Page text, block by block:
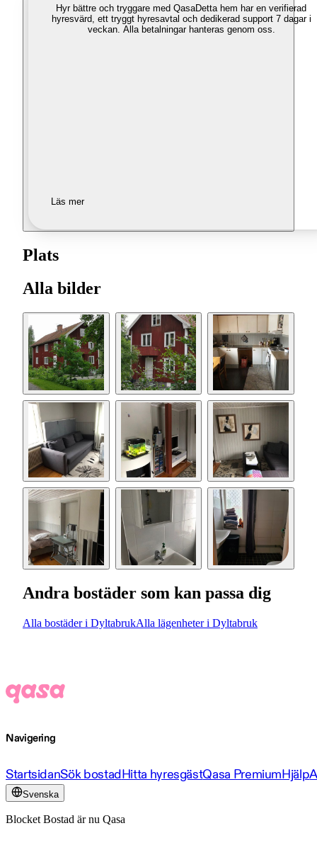
Hyr bättre och tryggare med QasaDetta hem har en verifierad
hyresvärd, ett tryggt hyresavtal och dedikerad support 7 dagar i
veckan. Alla betalningar hanteras genom oss.
Läs mer
Plats
Alla bilder
Andra bostäder som kan passa dig
Alla bostäder i DyltabrukAlla lägenheter i Dyltabruk
Navigering
StartsidanSök bostadHitta hyresgästQasa PremiumHjälp
Svenska
Blocket Bostad är nu Qasa